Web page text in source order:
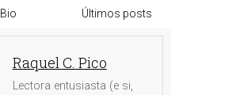
Bio Últimos posts
Raquel C. Pico
Lectora entusiasta (e si,